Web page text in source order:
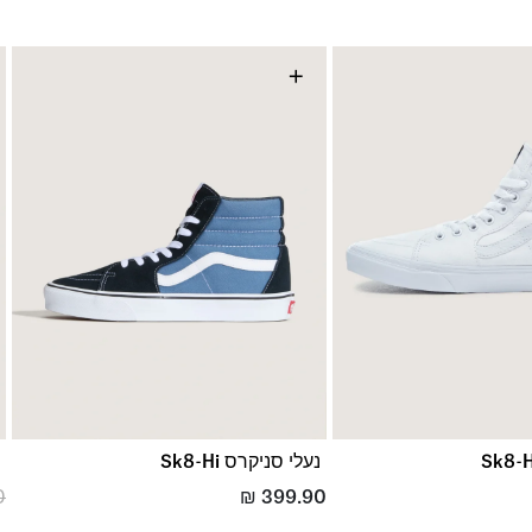
+
נעלי סניקרס Sk8-Hi
₪ 399.90